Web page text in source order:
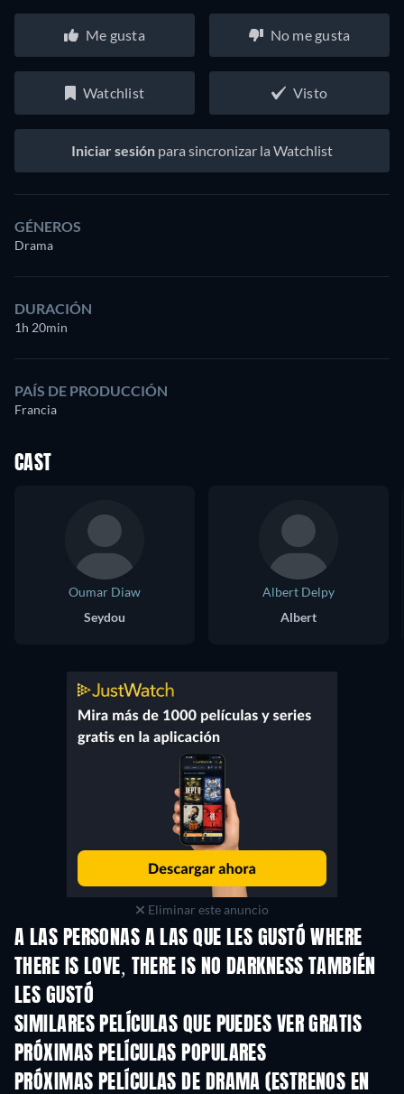
Me gusta No me gusta
Watchlist Visto
Iniciar sesión para sincronizar la Watchlist
GÉNEROS
Drama
DURACIÓN
1h 20min
PAÍS DE PRODUCCIÓN
Francia
CAST
Oumar Diaw
Seydou
Albert Delpy
Albert
Eliminar este anuncio
A LAS PERSONAS A LAS QUE LES GUSTÓ WHERE
THERE IS LOVE, THERE IS NO DARKNESS TAMBIÉN
LES GUSTÓ
SIMILARES PELÍCULAS QUE PUEDES VER GRATIS
PRÓXIMAS PELÍCULAS POPULARES
PRÓXIMAS PELÍCULAS DE DRAMA (ESTRENOS EN